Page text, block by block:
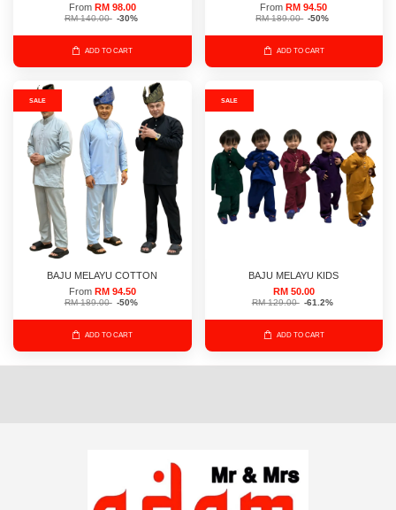
From RM 98.00
RM 140.00 -30%
ADD TO CART
FromRM 94.50
RM 189.00 -50%
ADD TO CART
SALE
BAJU MELAYU COTTON
From RM 94.50
RM 189.00 -50%
ADD TO CART
SALE
BAJU MELAYU KIDS
RM 50.00
RM 129.00 -61.2%
ADD TO CART